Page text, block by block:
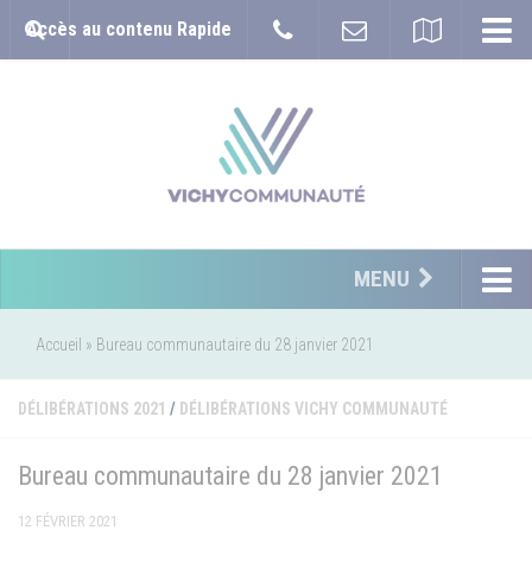
Accès au contenu Rapide
MENU
Accueil » Bureau communautaire du 28 janvier 2021
DÉLIBÉRATIONS 2021 / DÉLIBÉRATIONS VICHY COMMUNAUTÉ
Bureau communautaire du 28 janvier 2021
12 FÉVRIER 2021